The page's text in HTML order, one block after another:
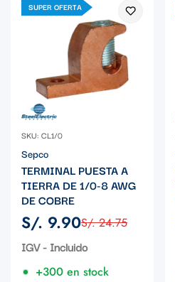
SUPER OFERTA
SKU: CL1/0
Sepco
TERMINAL PUESTA A
TIERRA DE 1/0-8 AWG
DE COBRE
Precio
de
S/. 9.90
Precio
regular
S/. 24.75
IGV - Incluido
+300 en stock